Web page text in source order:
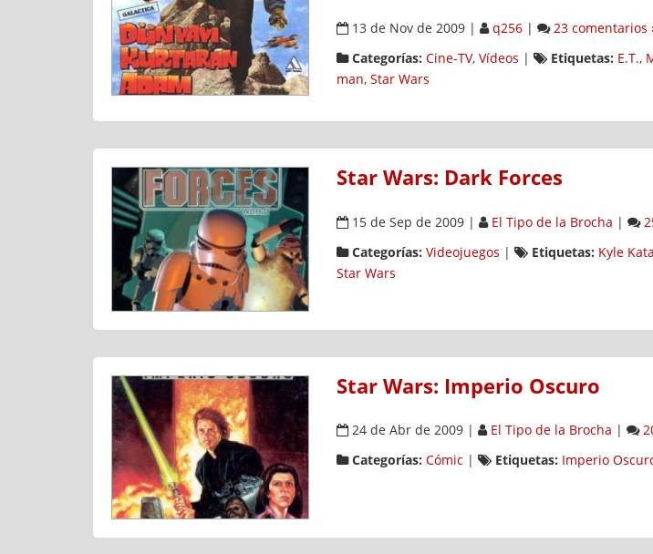
13 de Nov de 2009| q256|
23 comentarios
Categorías: Cine-TV, Vídeos | Etiquetas: E.T.,
man, Star Wars
Star Wars: Dark Forces
15 de Sep de 2009| El Tipo de la Brocha |
Categorías: Videojuegos | Etiquetas: Kyle
Star Wars
Star Wars: Imperio Oscuro
24 de Abr de 2009| El Tipo de la Brocha |
Categorías: Cómic | Etiquetas: Imperio